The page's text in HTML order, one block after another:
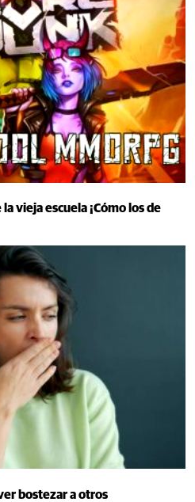
vieja escuela ¡Cómo los de
bostezar a otros